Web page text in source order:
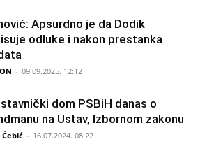
Apsurdno je da Dodik
odluke i nakon prestanka
- 09.09.2025. 12:12
dom PSBiH danas o
na Ustav, Izbornom zakonu
- 16.07.2024. 08:22